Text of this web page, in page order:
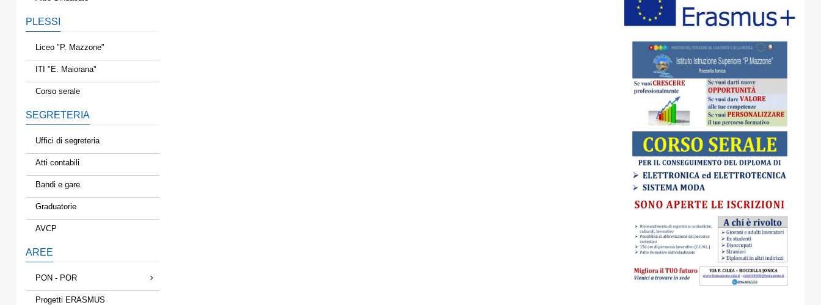
PLESSI
Liceo "P. Mazzone"
ITI "E. Maiorana"
Corso serale
SEGRETERIA
Uffici di segreteria
Atti contabili
Bandi e gare
Graduatorie
AVCP
AREE
PON - POR
Progetti ERASMUS